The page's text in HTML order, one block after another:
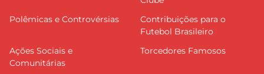
Polêmicas e Controvérsias
Contribuições para o
Futebol Brasileiro
Ações Sociais e
Comunitárias
Torcedores Famosos